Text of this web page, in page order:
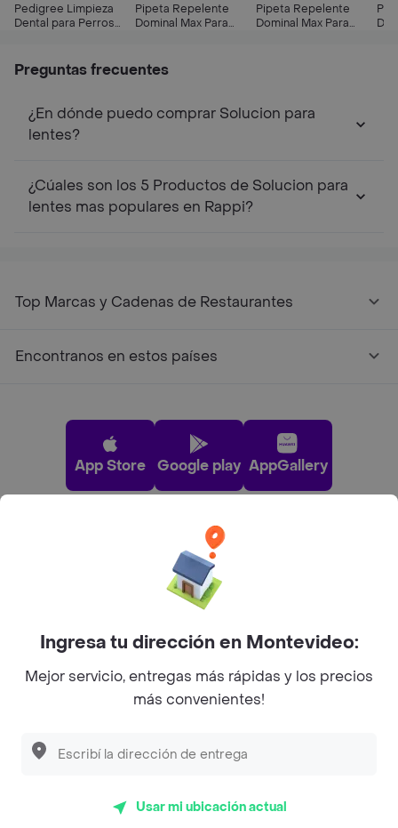
Pedigree Limpieza
Dental para Perros
Pipeta Repelente
Dominal Max Para
Pipeta Repelente
Dominal Max Para
Preguntas frecuentes
¿En dónde puedo comprar Solucion para
lentes?
¿Cúales son los 5 Productos de Solucion para
lentes mas populares en Rappi?
Top Marcas y Cadenas de Restaurantes
Encontranos en estos países
App Store Google play AppGallery
Pide tu comida favorita cerca de ti
2026 Rappi Inc. All rights reserved.
Ingresa tu dirección en Montevideo:
Mejor servicio, entregas más rápidas y los precios
más convenientes!
Usar mi ubicación actual